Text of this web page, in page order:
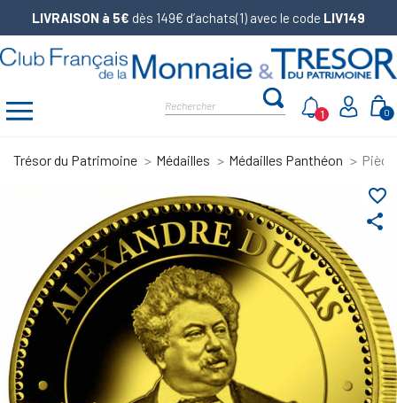
LIVRAISON à 5€ dès 149€ d’achats(1) avec le code LIV149
0
1
Trésor du Patrimoine Médailles Médailles Panthéon
share
favorite_border